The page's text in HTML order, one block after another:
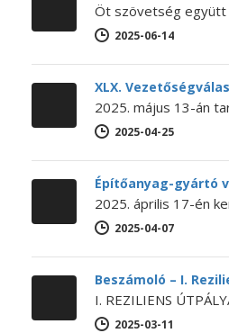
2025-06-14
XLX.
2025-04-25
Építőanyag-gyártó
2025-04-07
2025-03-11